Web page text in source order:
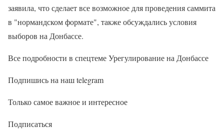
заявила, что сделает все возможное для проведения саммита
в "нормандском формате", также обсуждались условия
выборов на Донбассе.
Все подробности в спецтеме Урегулирование на Донбассе
Подпишись на наш telegram
Только самое важное и интересное
Подписаться